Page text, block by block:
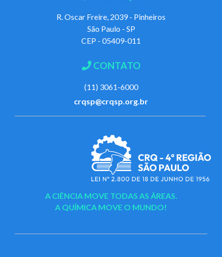
R. Oscar Freire, 2039 - Pinheiros
São Paulo - SP
CEP - 05409-011
CONTATO
(11) 3061-6000
crqsp@crqsp.org.br
A CIÊNCIA MOVE TODAS AS ÁREAS.
A QUÍMICA MOVE O MUNDO!